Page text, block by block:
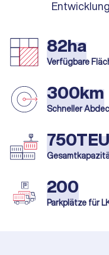
82ha
Verfügbare
300km
Schneller
750TEU
200
Parkplätze für